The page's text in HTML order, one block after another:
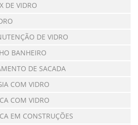
DE VIDRO
DE VIDRO
BANHEIRO
DE SACADA
COM VIDRO
COM VIDRO
EM CONSTRUÇÕES